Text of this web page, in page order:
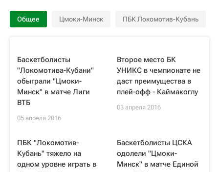
Общее Цмоки-Минск ПБК Локомотив-Кубань
Баскетболисты
"Локомотива-Кубани"
обыграли "Цмоки-
Минск" в матче Лиги
ВТБ
05 апреля 2016
Второе место БК
УНИКС в чемпионате не
даст преимущества в
плей-офф - Каймакоглу
03 апреля 2016
ПБК "Локомотив-
Кубань" тяжело на
одном уровне играть в
Баскетболисты ЦСКА
одолели "Цмоки-
Минск" в матче Единой